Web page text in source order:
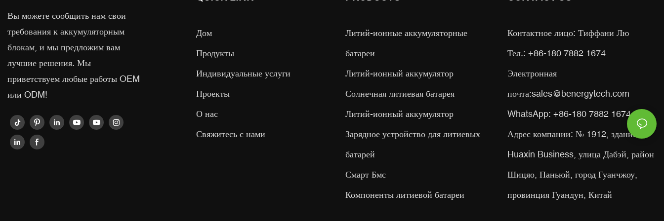
Вы можете сообщить нам свои
требования к аккумуляторным
блокам, и мы предложим вам
лучшие решения. Мы
приветствуем любые работы OEM
или ODM!
Дом
Продукты
Индивидуальные услуги
Проекты
О нас
Свяжитесь с нами
Литий-ионные аккумуляторные
батареи
Литий-ионный аккумулятор
Солнечная литиевая батарея
Литий-ионный аккумулятор
Зарядное устройство для литиевых
батарей
Смарт Бмс
Компоненты литиевой батареи
Контактное лицо: Тиффани Лю
Тел.: +86-180 7882 1674
Электронная
почта:sales@benergytech.com
WhatsApp: +86-180 7882 1674
Адрес компании: № 1912, здание
Huaxin Business, улица Дабэй, район
Шицяо, Паньюй, город Гуанчжоу,
провинция Гуандун, Китай